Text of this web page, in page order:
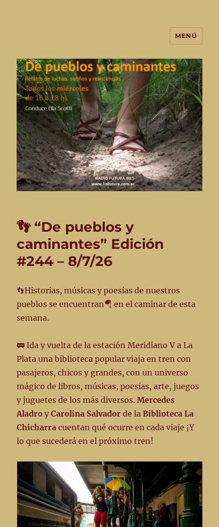
De Pueblos y Caminantes-
programa de radio
MENÚ
👣 “De pueblos y
caminantes” Edición
#244 – 8/7/26
👣Historias, músicas y poesías de nuestros
pueblos se encuentran🪂 en el caminar de esta
semana.
🚃 Ida y vuelta de la estación Meridiano V a La
Plata una biblioteca popular viaja en tren con
pasajeros, chicos y grandes, con un universo
mágico de libros, músicas, poesías, arte, juegos
y juguetes de los más diversos.Mercedes
Aladro yCarolina Salvador de laBiblioteca La
Chicharra cuentan qué ocurre en cada viaje ¡Y
lo que sucederá en el próximo tren!